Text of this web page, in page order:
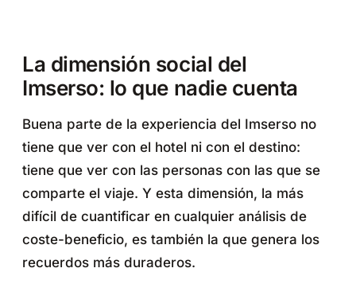
La dimensión social del
Imserso: lo que nadie cuenta
Buena parte de la experiencia del Imserso no
tiene que ver con el hotel ni con el destino:
tiene que ver con las personas con las que se
comparte el viaje. Y esta dimensión, la más
difícil de cuantificar en cualquier análisis de
coste-beneficio, es también la que genera los
recuerdos más duraderos.